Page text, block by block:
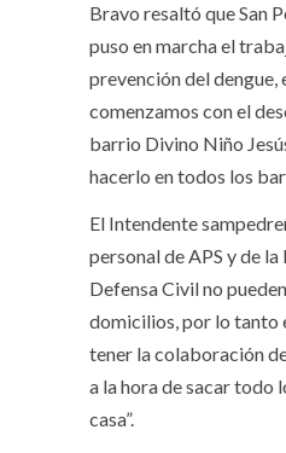
Bravo resaltó que San
puso en marcha el
prevención del dengue,
comenzamos con el
barrio Divino Niño
hacerlo en todos los
El Intendente
personal de APS y de
Defensa Civil no
domicilios, por lo tanto
tener la colaboración
a la hora de sacar todo
casa”.